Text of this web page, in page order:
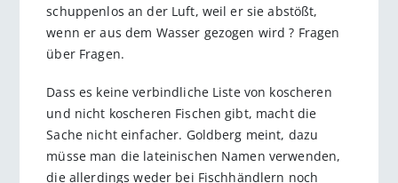
schuppenlos an der Luft, weil er sie abstößt,
wenn er aus dem Wasser gezogen wird ? Fragen
über Fragen.
Dass es keine verbindliche Liste von koscheren
und nicht koscheren Fischen gibt, macht die
Sache nicht einfacher. Goldberg meint, dazu
müsse man die lateinischen Namen verwenden,
die allerdings weder bei Fischhändlern noch